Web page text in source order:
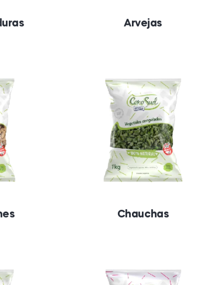
Arvejas
Chauchas